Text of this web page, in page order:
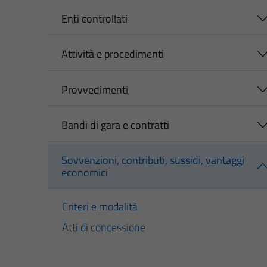
Enti controllati
Attività e procedimenti
Provvedimenti
Bandi di gara e contratti
Sovvenzioni, contributi, sussidi, vantaggi
economici
Criteri e modalità
Atti di concessione